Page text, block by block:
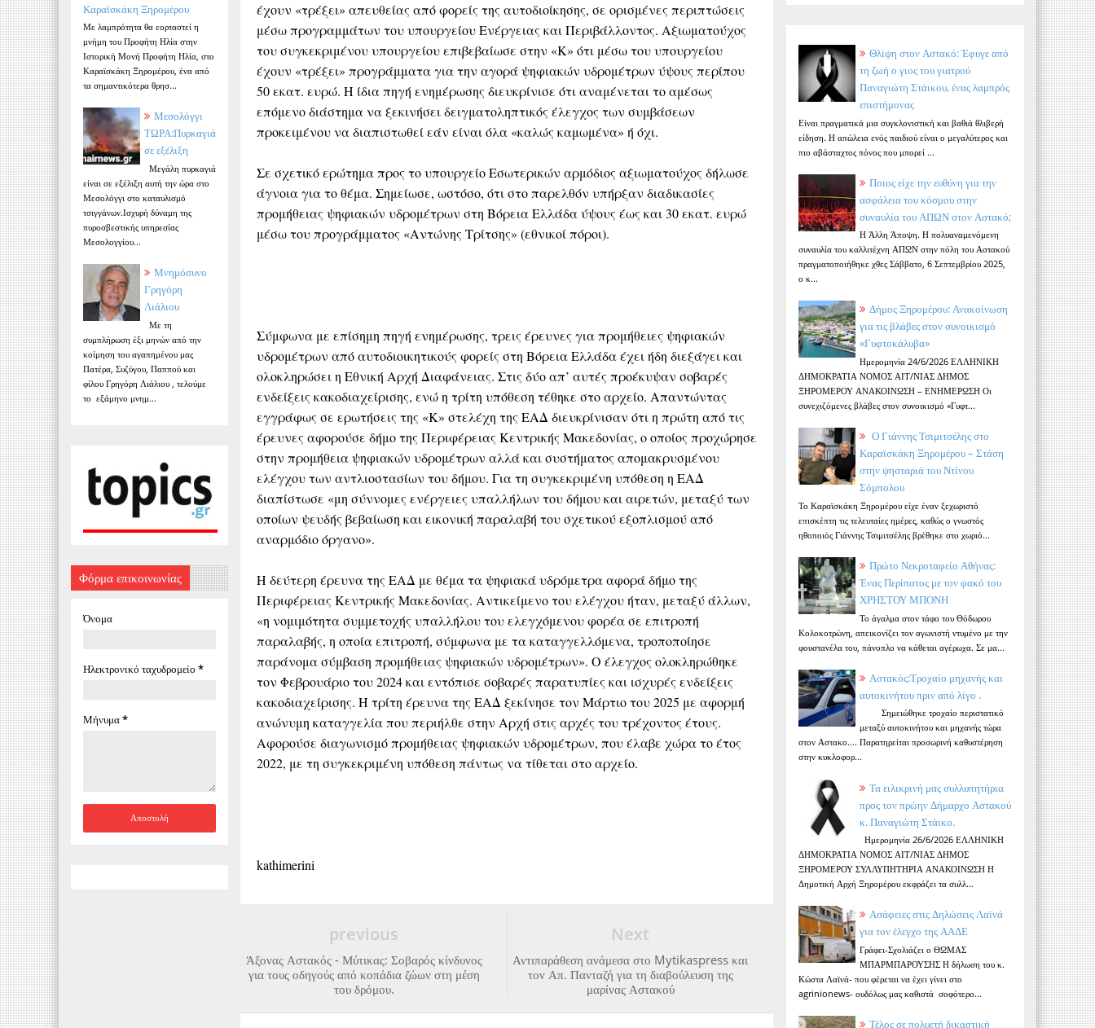
Καραϊσκάκη Ξηρομέρου
Με λαμπρότητα θα εορταστεί η
μνήμη του Προφήτη Ηλία στην
Ιστορική Μονή Προφήτη Ηλία, στο
Καραϊσκάκη Ξηρομέρου, ένα από
τα σημαντικότερα θρησ...
Μεσολόγγι
ΤΩΡΑ:Πυρκαγιά
σε εξέλιξη
Μεγάλη πυρκαγιά
είναι σε εξέλιξη αυτή την ώρα στο
Μεσολόγγι στο καταυλισμό
τσιγγάνων.Ισχυρή δύναμη της
πυροσβεστικής υπηρεσίας
Μεσολογγίου...
Μνημόσυνο
Γρηγόρη
Λιάλιου
Με τη
συμπλήρωση έξι μηνών από την
κοίμηση του αγαπημένου μας
Πατέρα, Συζύγου, Παππού και
φίλου Γρηγόρη Λιάλιου , τελούμε
το εξάμηνο μνημ...
Φόρμα επικοινωνίας
Όνομα
Ηλεκτρονικό ταχυδρομείο *
Μήνυμα*
έχουν «τρέξει» απευθείας από φορείς της αυτοδιοίκησης, σε ορισμένες περιπτώσεις
μέσω προγραμμάτων του υπουργείου Ενέργειας και Περιβάλλοντος. Αξιωματούχος
του συγκεκριμένου υπουργείου επιβεβαίωσε στην «Κ» ότι μέσω του υπουργείου
έχουν «τρέξει» προγράμματα για την αγορά ψηφιακών υδρομέτρων ύψους περίπου
50 εκατ. ευρώ. Η ίδια πηγή ενημέρωσης διευκρίνισε ότι αναμένεται το αμέσως
επόμενο διάστημα να ξεκινήσει δειγματοληπτικός έλεγχος των συμβάσεων
προκειμένου να διαπιστωθεί εάν είναι όλα «καλώς καμωμένα» ή όχι.
Σε σχετικό ερώτημα προς το υπουργείο Εσωτερικών αρμόδιος αξιωματούχος δήλωσε
άγνοια για το θέμα. Σημείωσε, ωστόσο, ότι στο παρελθόν υπήρξαν διαδικασίες
προμήθειας ψηφιακών υδρομέτρων στη Βόρεια Ελλάδα ύψους έως και 30 εκατ. ευρώ
μέσω του προγράμματος «Αντώνης Τρίτσης» (εθνικοί πόροι).
Σύμφωνα με επίσημη πηγή ενημέρωσης, τρεις έρευνες για προμήθειες ψηφιακών
υδρομέτρων από αυτοδιοικητικούς φορείς στη Βόρεια Ελλάδα έχει ήδη διεξάγει και
ολοκληρώσει η Εθνική Αρχή Διαφάνειας. Στις δύο απ’ αυτές προέκυψαν σοβαρές
ενδείξεις κακοδιαχείρισης, ενώ η τρίτη υπόθεση τέθηκε στο αρχείο. Απαντώντας
εγγράφως σε ερωτήσεις της «Κ» στελέχη της ΕΑΔ διευκρίνισαν ότι η πρώτη από τις
έρευνες αφορούσε δήμο της Περιφέρειας Κεντρικής Μακεδονίας, ο οποίος προχώρησε
στην προμήθεια ψηφιακών υδρομέτρων αλλά και συστήματος απομακρυσμένου
ελέγχου των αντλιοστασίων του δήμου. Για τη συγκεκριμένη υπόθεση η ΕΑΔ
διαπίστωσε «μη σύννομες ενέργειες υπαλλήλων του δήμου και αιρετών, μεταξύ των
οποίων ψευδής βεβαίωση και εικονική παραλαβή του σχετικού εξοπλισμού από
αναρμόδιο όργανο».
Η δεύτερη έρευνα της ΕΑΔ με θέμα τα ψηφιακά υδρόμετρα αφορά δήμο της
Περιφέρειας Κεντρικής Μακεδονίας. Αντικείμενο του ελέγχου ήταν, μεταξύ άλλων,
«η νομιμότητα συμμετοχής υπαλλήλου του ελεγχόμενου φορέα σε επιτροπή
παραλαβής, η οποία επιτροπή, σύμφωνα με τα καταγγελλόμενα, τροποποίησε
παράνομα σύμβαση προμήθειας ψηφιακών υδρομέτρων». Ο έλεγχος ολοκληρώθηκε
τον Φεβρουάριο του 2024 και εντόπισε σοβαρές παρατυπίες και ισχυρές ενδείξεις
κακοδιαχείρισης. Η τρίτη έρευνα της ΕΑΔ ξεκίνησε τον Μάρτιο του 2025 με αφορμή
ανώνυμη καταγγελία που περιήλθε στην Αρχή στις αρχές του τρέχοντος έτους.
Αφορούσε διαγωνισμό προμήθειας ψηφιακών υδρομέτρων, που έλαβε χώρα το έτος
2022, με τη συγκεκριμένη υπόθεση πάντως να τίθεται στο αρχείο.
kathimerini
Next
Αντιπαράθεση ανάμεσα στο Mytikaspress και
τον Απ. Πανταζή για τη διαβούλευση της
μαρίνας Αστακού
previous
Άξονας Αστακός - Μύτικας: Σοβαρός κίνδυνος
για τους οδηγούς από κοπάδια ζώων στη μέση
του δρόμου.
Θλίψη στον Αστακό: Έφυγε από
τη ζωή ο γιος του γιατρού
Παναγιώτη Στάικου, ένας λαμπρός
επιστήμονας
Είναι πραγματικά μια συγκλονιστική και βαθιά θλιβερή
είδηση. Η απώλεια ενός παιδιού είναι ο μεγαλύτερος και
πιο αβάσταχτος πόνος που μπορεί ...
Ποιος είχε την ευθύνη για την
ασφάλεια του κόσμου στην
συναυλία του ΑΠΩΝ στον Αστακό;
Η Άλλη Άποψη. Η πολυαναμενόμενη
συναυλία του καλλιτέχνη ΑΠΩΝ στην πόλη του Αστακού
πραγματοποιήθηκε χθες Σάββατο, 6 Σεπτεμβρίου 2025,
ο κ...
Δήμος Ξηρομέρου: Ανακοίνωση
για τις βλάβες στον συνοικισμό
«Γυφτοκάλυβα»
Ημερομηνία 24/6/2026 ΕΛΛΗΝΙΚΗ
ΔΗΜΟΚΡΑΤΙΑ ΝΟΜΟΣ ΑΙΤ/ΝΙΑΣ ΔΗΜΟΣ
ΞΗΡΟΜΕΡΟΥ ΑΝΑΚΟΙΝΩΣΗ – ΕΝΗΜΕΡΩΣΗ Οι
συνεχιζόμενες βλάβες στον συνοικισμό «Γυφτ...
Ο Γιάννης Τσιμιτσέλης στο
Καραϊσκάκη Ξηρομέρου – Στάση
στην ψησταριά του Ντίνου
Σόμπολου
Το Καραϊσκάκη Ξηρομέρου είχε έναν ξεχωριστό
επισκέπτη τις τελευταίες ημέρες, καθώς ο γνωστός
ηθοποιός Γιάννης Τσιμιτσέλης βρέθηκε στο χωριό...
Πρώτο Νεκροταφείο Αθήνας:
Ένας Περίπατος με τον φακό του
ΧΡΗΣΤΟΥ ΜΠΟΝΗ
Το άγαλμα στον τάφο του Θόδωρου
Κολοκοτρώνη, απεικονίζει τον αγωνιστή ντυμένο με την
φουστανέλα του, πάνοπλο να κάθεται αγέρωχα. Σε μα...
Αστακός:Τροχαίο μηχανής και
αυτοκινήτου πριν από λίγο .
Σημειώθηκε τροχαίο περιστατικό
μεταξύ αυτοκινήτου και μηχανής τώρα
στον Αστακο.... Παρατηρείται προσωρινή καθυστέρηση
στην κυκλοφορ...
Τα ειλικρινή μας συλλυπητήρια
προς τον πρώην Δήμαρχο Αστακού
κ. Παναγιώτη Στάικο.
Ημερομηνία 26/6/2026 ΕΛΛΗΝΙΚΗ
ΔΗΜΟΚΡΑΤΙΑ ΝΟΜΟΣ ΑΙΤ/ΝΙΑΣ ΔΗΜΟΣ
ΞΗΡΟΜΕΡΟΥ ΣΥΛΛΥΠΗΤΗΡΙΑ ΑΝΑΚΟΙΝΩΣΗ Η
Δημοτική Αρχή Ξηρομέρου εκφράζει τα συλλ...
Ασάφειες στις Δηλώσεις Λαϊνά
για τον έλεγχο της ΑΑΔΕ
Γράφει-Σχολιάζει ο ΘΩΜΑΣ
ΜΠΑΡΜΠΑΡΟΥΣΗΣ Η δήλωση του κ.
Κώστα Λαϊνά- που φέρεται να έχει γίνει στο
agrinionews- ουδόλως μας καθιστά σοφότερο...
Τέλος σε πολυετή δικαστική